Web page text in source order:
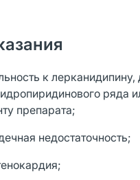
к лерканидипину,
ряда
препарата;
недостаточность;